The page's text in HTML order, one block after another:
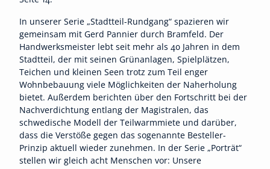
In unserer Serie „Stadtteil-Rundgang“ spazieren wir
gemeinsam mit Gerd Pannier durch Bramfeld. Der
Handwerksmeister lebt seit mehr als 40 Jahren in dem
Stadtteil, der mit seinen Grünanlagen, Spielplätzen,
Teichen und kleinen Seen trotz zum Teil enger
Wohnbebauung viele Möglichkeiten der Naherholung
bietet. Außerdem berichten über den Fortschritt bei der
Nachverdichtung entlang der Magistralen, das
schwedische Modell der Teilwarmmiete und darüber,
dass die Verstöße gegen das sogenannte Besteller-
Prinzip aktuell wieder zunehmen. In der Serie „Porträt“
stellen wir gleich acht Menschen vor: Unsere